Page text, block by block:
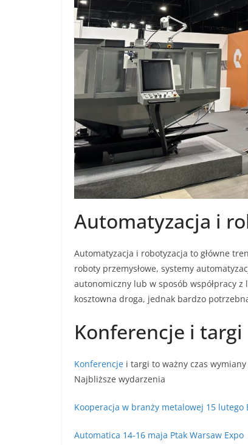
Automatyzacja i
Automatyzacja i robotyzacja to główne
roboty przemysłowe, systemy
autonomiczny lub w sposób współpracy
kosztowna droga, jednak bardzo
Konferencje i targi
Konferencje i targi to ważny czas
Najbliższe wydarzenia
Kooperacja w branży metalowej 15 lutego
Automatica 14-16 maja Ptak Warsaw Expo